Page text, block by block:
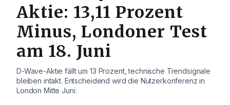
Aktie: 13,11 Prozent
Minus, Londoner Test
am 18. Juni
D-Wave-Aktie fällt um 13 Prozent, technische Trendsignale
bleiben intakt. Entscheidend wird die Nutzerkonferenz in
London Mitte Juni.